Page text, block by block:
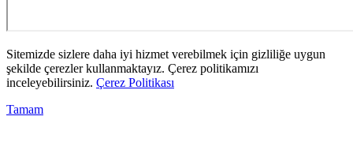
Sitemizde sizlere daha iyi hizmet verebilmek için gizliliğe uygun
şekilde çerezler kullanmaktayız. Çerez politikamızı
inceleyebilirsiniz. Çerez Politikası
Tamam